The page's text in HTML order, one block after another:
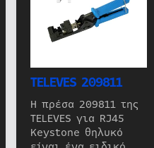
TELEVES 209811
Η πρέσα 209811 της
TELEVES για RJ45
Keystone θηλυκό